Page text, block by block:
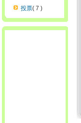
投票( 7 )